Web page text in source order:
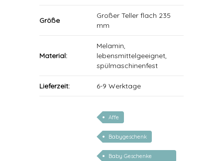
Größe
Großer Teller flach 235
mm
Material:
Melamin,
lebensmittelgeeignet,
spülmaschinenfest
Lieferzeit: 6-9 Werktage
Affe
Babygeschenk
Baby Geschenke